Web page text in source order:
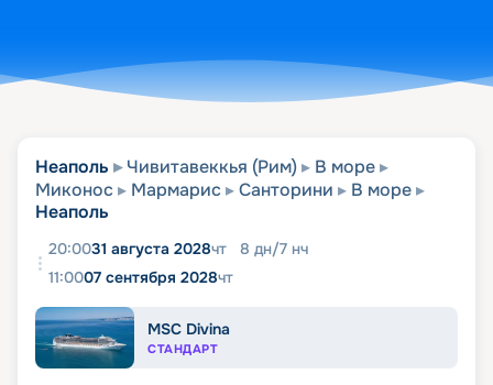
Неаполь Чивитавеккья (Рим)
В море
Миконос
Мармарис Санторини
В море
Неаполь
20:0031 августа 2028чт 8 дн/7 нч
11:0007 сентября 2028чт
MSC Divina
СТАНДАРТ